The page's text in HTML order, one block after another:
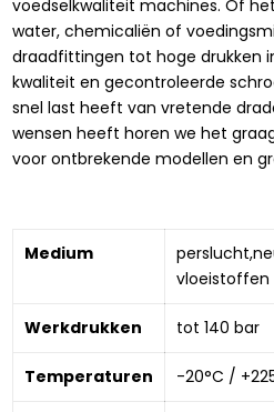
voedselkwaliteit machines. Of
water, chemicaliën of
draadfittingen tot hoge drukken
kwaliteit en gecontroleerde
snel last heeft van vretende
wensen heeft horen we het
voor ontbrekende modellen en
Medium
vloeistoffen
Werkdrukken tot 140 bar
Temperaturen -20°C /